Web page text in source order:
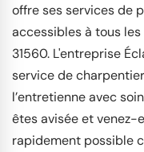
offre ses services de
accessibles à tous
31560. L'entreprise
service de
l’entretienne avec
êtes avisée et
rapidement possible